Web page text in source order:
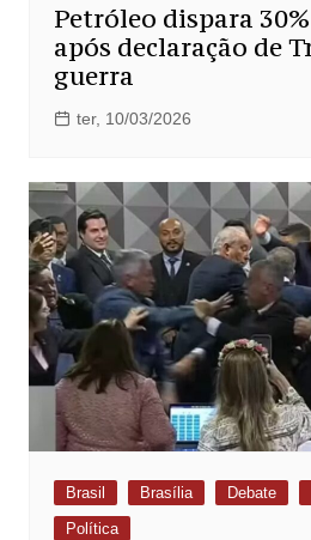
Petróleo dispara
após declaração de
guerra
ter, 10/03/2026
Brasil Brasília Debate
Política